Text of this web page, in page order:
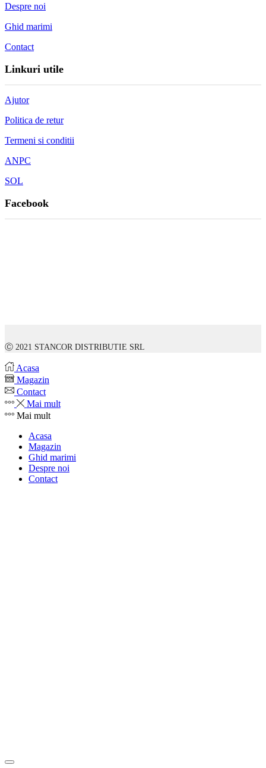
Despre noi
Ghid marimi
Contact
Linkuri utile
Ajutor
Politica de retur
Termeni si conditii
ANPC
SOL
Facebook
Ⓒ 2021 STANCOR DISTRIBUTIE SRL
Acasa
Magazin
Contact
Mai mult
Mai mult
Acasa
Magazin
Ghid marimi
Despre noi
Contact